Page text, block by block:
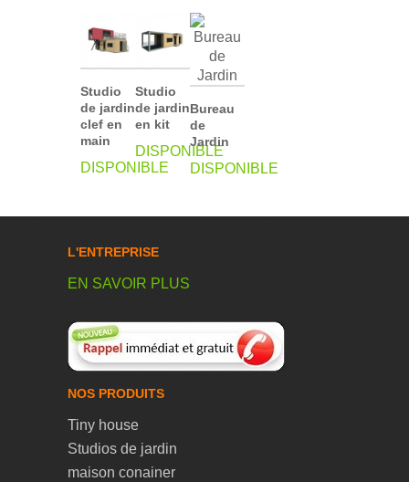
Studio
de jardin
clef en
main
DISPONIBLE
Studio
de jardin
en kit
DISPONIBLE
Bureau
de
Jardin
DISPONIBLE
L'ENTREPRISE
EN SAVOIR PLUS
NOS PRODUITS
Tiny house
Studios de jardin
maison conainer